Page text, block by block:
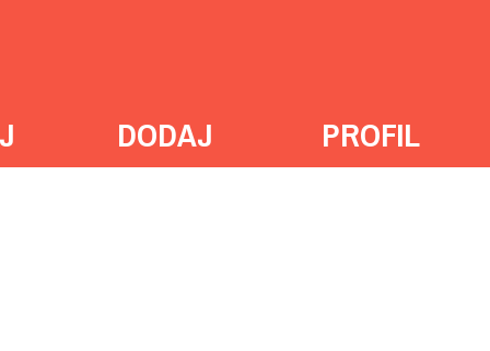
DODAJ PROFIL